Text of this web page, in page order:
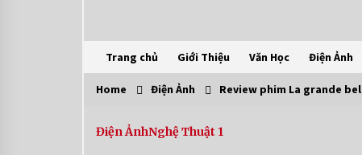
Trang chủ Giới Thiệu Văn Học Điện Ảnh
Home Điện Ảnh Review phim La grande
Điện ẢnhNghệ Thuật 1